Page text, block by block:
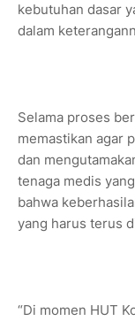
kebutuhan dasar
dalam
Selama proses
memastikan agar
dan
tenaga medis
bahwa
yang harus terus
“Di momen HUT